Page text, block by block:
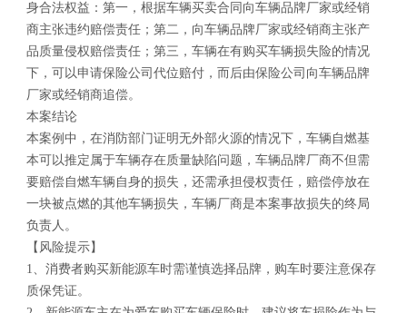
身合法权益：第一，根据车辆买卖合同向车辆品牌厂家或经销
商主张违约赔偿责任；第二，向车辆品牌厂家或经销商主张产
品质量侵权赔偿责任；第三，车辆在有购买车辆损失险的情况
下，可以申请保险公司代位赔付，而后由保险公司向车辆品牌
厂家或经销商追偿。
本案结论
本案例中，在消防部门证明无外部火源的情况下，车辆自燃基
本可以推定属于车辆存在质量缺陷问题，车辆品牌厂商不但需
要赔偿自燃车辆自身的损失，还需承担侵权责任，赔偿停放在
一块被点燃的其他车辆损失，车辆厂商是本案事故损失的终局
负责人。
【风险提示】
1、消费者购买新能源车时需谨慎选择品牌，购车时要注意保存
质保凭证。